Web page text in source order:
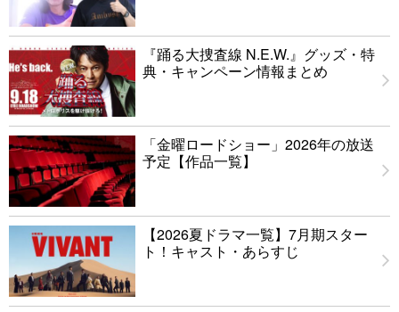
『踊る大捜査線 N.E.W.』グッズ・特
典・キャンペーン情報まとめ
「金曜ロードショー」2026年の放送
予定【作品一覧】
【2026夏ドラマ一覧】7月期スター
ト！キャスト・あらすじ